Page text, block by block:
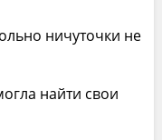
ничуточки не
найти свои